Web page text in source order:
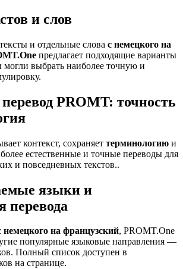
и слов
и отдельные слова с немецкого на
предлагает подходящие варианты
могли выбрать наиболее точную и
PROMT: точность
контекст, сохраняет терминологию и
естественные и точные переводы для
и повседневных текстов..
языки и
перевода
немецкого на французский, PROMT.One
популярные языковые направления —
Полный список доступен в
на странице.